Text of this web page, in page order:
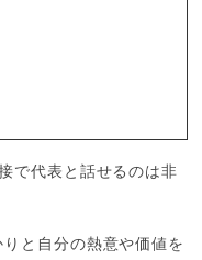
で代表と話せるのは非
と自分の熱意や価値を